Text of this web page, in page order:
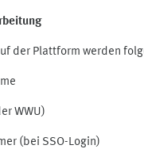
der Plattform werden
WWU)
(bei SSO-Login)